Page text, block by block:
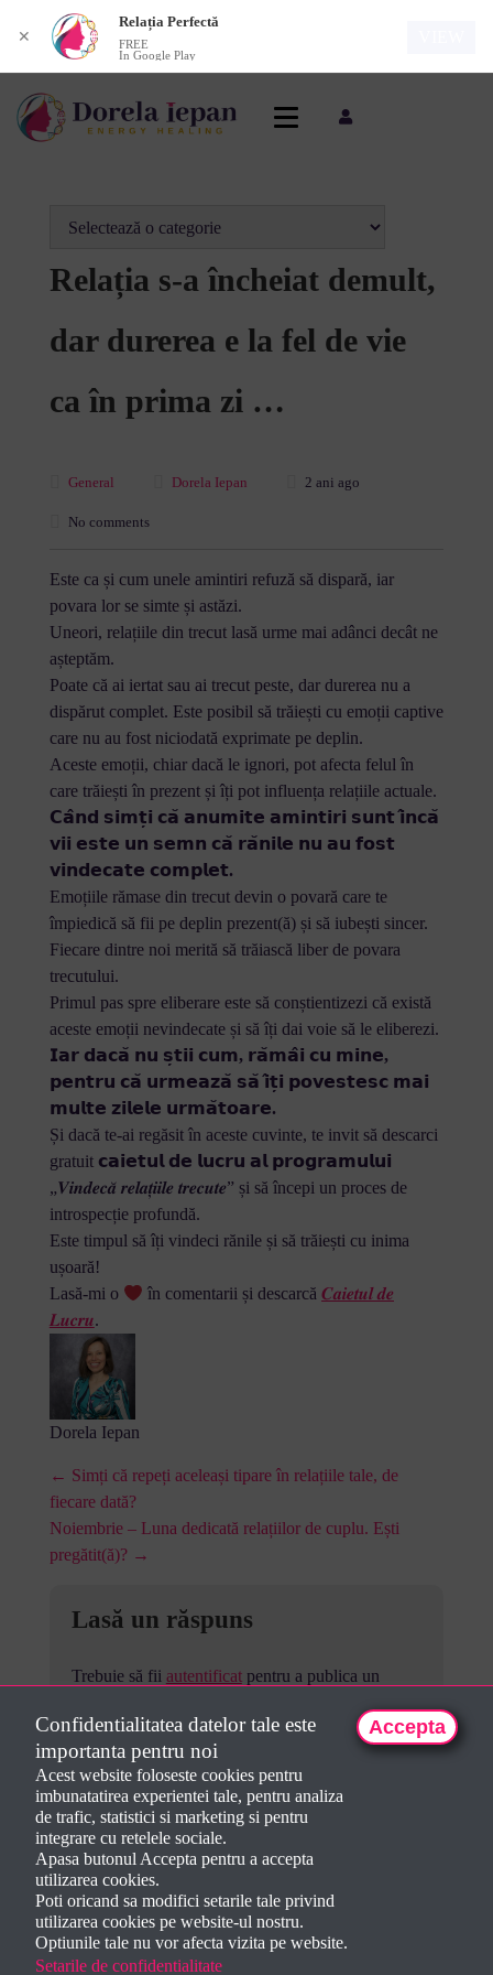
Relația s-a încheiat demult,
dar durerea e la fel de vie
ca în prima zi …
General Dorela Iepan 2 ani ago
No comments
Este ca și cum unele amintiri refuză să dispară, iar
povara lor se simte și astăzi.
Uneori, relațiile din trecut lasă urme mai adânci decât ne
așteptăm.
Poate că ai iertat sau ai trecut peste, dar durerea nu a
dispărut complet. Este posibil să trăiești cu emoții captive
care nu au fost niciodată exprimate pe deplin.
Aceste emoții, chiar dacă le ignori, pot afecta felul în
care trăiești în prezent și îți pot influența relațiile actuale.
𝗖𝗮̂𝗻𝗱 𝘀𝗶𝗺𝘁̦𝗶 𝗰𝗮̆ 𝗮𝗻𝘂𝗺𝗶𝘁𝗲 𝗮𝗺𝗶𝗻𝘁𝗶𝗿𝗶 𝘀𝘂𝗻𝘁 𝗶̂𝗻𝗰𝗮̆
𝘃𝗶𝗶 𝗲𝘀𝘁𝗲 𝘂𝗻 𝘀𝗲𝗺𝗻 𝗰𝗮̆ 𝗿𝗮̆𝗻𝗶𝗹𝗲 𝗻𝘂 𝗮𝘂 𝗳𝗼𝘀𝘁
𝘃𝗶𝗻𝗱𝗲𝗰𝗮𝘁𝗲 𝗰𝗼𝗺𝗽𝗹𝗲𝘁.
Emoțiile rămase din trecut devin o povară care te
împiedică să fii pe deplin prezent(ă) și să iubești sincer.
Fiecare dintre noi merită să trăiască liber de povara
trecutului.
Primul pas spre eliberare este să conștientizezi că există
aceste emoții nevindecate și să îți dai voie să le eliberezi.
𝗜𝗮𝗿 𝗱𝗮𝗰𝗮̆ 𝗻𝘂 𝘀̦𝘁𝗶𝗶 𝗰𝘂𝗺, 𝗿𝗮̆𝗺𝗮̂𝗶 𝗰𝘂 𝗺𝗶𝗻𝗲,
𝗽𝗲𝗻𝘁𝗿𝘂 𝗰𝗮̆ 𝘂𝗿𝗺𝗲𝗮𝘇𝗮̆ 𝘀𝗮̆ 𝗶̂𝘁̦𝗶 𝗽𝗼𝘃𝗲𝘀𝘁𝗲𝘀𝗰 𝗺𝗮𝗶
𝗺𝘂𝗹𝘁𝗲 𝘇𝗶𝗹𝗲𝗹𝗲 𝘂𝗿𝗺𝗮̆𝘁𝗼𝗮𝗿𝗲.
Și dacă te-ai regăsit în aceste cuvinte, te invit să descarci
gratuit 𝗰𝗮𝗶𝗲𝘁𝘂𝗹 𝗱𝗲 𝗹𝘂𝗰𝗿𝘂 𝗮𝗹 𝗽𝗿𝗼𝗴𝗿𝗮𝗺𝘂𝗹𝘂𝗶
„𝑽𝒊𝒏𝒅𝒆𝒄𝒂̆ 𝒓𝒆𝒍𝒂𝒕̦𝒊𝒊𝒍𝒆 𝒕𝒓𝒆𝒄𝒖𝒕𝒆” și să începi un proces de
introspecție profundă.
Este timpul să îți vindeci rănile și să trăiești cu inima
ușoară!
Lasă-mi o
în comentarii și descarcă𝑪𝒂𝒊𝒆𝒕𝒖𝒍 𝒅𝒆
𝑳𝒖𝒄𝒓𝒖.
Dorela Iepan
← Simți că repeți aceleași tipare în relațiile tale, de
fiecare dată?
Noiembrie – Luna dedicată relațiilor de cuplu. Ești
pregătit(ă)? →
Lasă un răspuns
Trebuie să fii autentificatpentru a publica un
Creat deDorela Iepan
✕
Relația Perfectă
FREE
In Google Play
Confidentialitatea datelor tale este
importanta pentru noi
Acest website foloseste cookies pentru
imbunatatirea experientei tale, pentru analiza
de trafic, statistici si marketing si pentru
integrare cu retelele sociale.
Apasa butonul Accepta pentru a accepta
utilizarea cookies.
Poti oricand sa modifici setarile tale privind
utilizarea cookies pe website-ul nostru.
Optiunile tale nu vor afecta vizita pe website.
Setarile de confidentialitate
Accepta